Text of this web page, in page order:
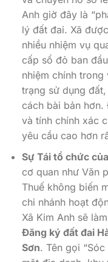
Anh giờ đây là
lý đất đai. Xã
nhiều nhiệm vụ
cấp sổ đỏ ban
nhiệm chính
trạng sử dụng
cách bài bản
và tính chính xác
yêu cầu cao hơn
Sự Tái tổ chức
cơ quan như Văn
Thuế không biến
chi nhánh hoạt
Xã Kim Anh sẽ
Đăng ký đất đai
Sơn. Tên gọi